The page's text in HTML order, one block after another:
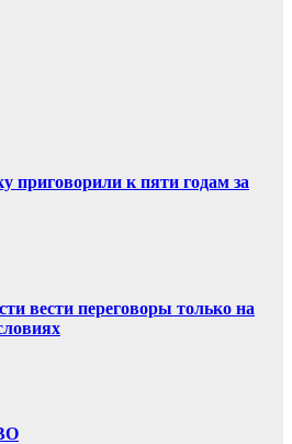
приговорили к пяти годам за
вести переговоры только на